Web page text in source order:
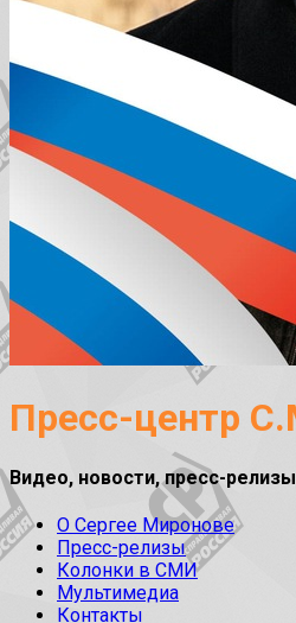
Пресс-центр
Видео, новости, пресс-
О Сергее Миронове
Пресс-релизы
Колонки в СМИ
Мультимедиа
Контакты